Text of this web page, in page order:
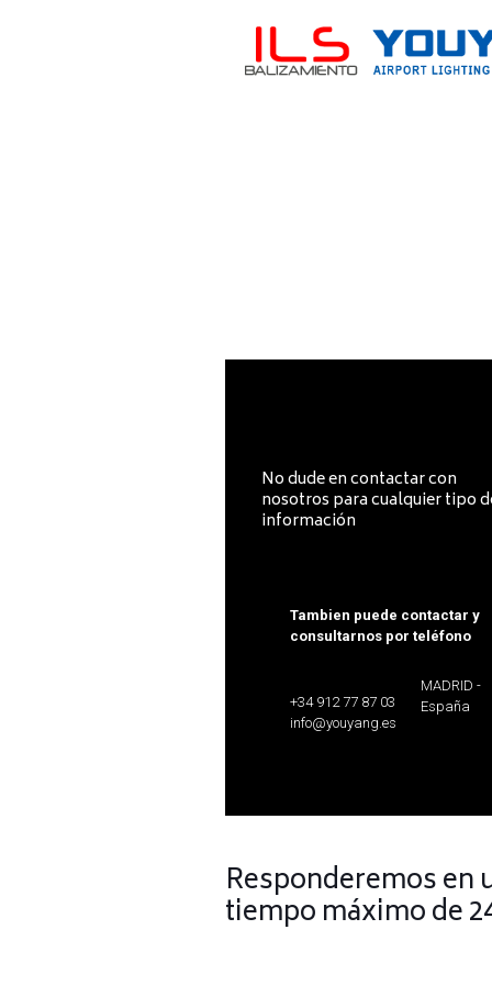
No dude en contactar con
nosotros para cualquier tipo
información
Tambien puede contactar y
consultarnos por teléfono
+34 912 77 87 03
info@youyang.es
MADRID -
España
Responderemos en
tiempo máximo de